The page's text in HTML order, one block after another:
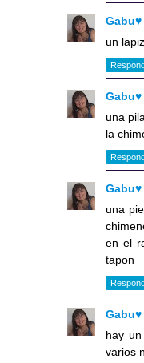
Gabu♥
un
Gabu♥
una
la
Gabu♥
una
en el
tapon
Gabu♥
hay
varios